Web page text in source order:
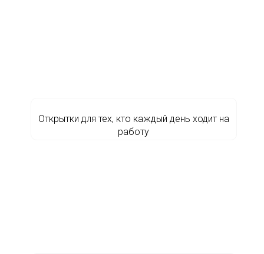
Открытки для тех, кто каждый день ходит на
работу